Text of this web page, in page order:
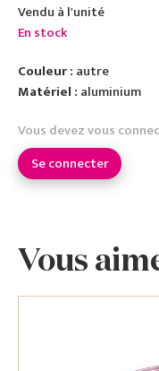
Vendu à l'unité
En stock
Couleur : autre
Matériel : aluminium
Vous devez vous
Se connecter
Vous